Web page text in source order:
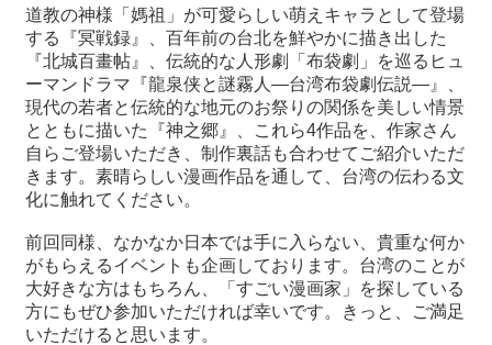
新
情
と
申
込
過
去
事
台
湾
道教の神様「媽祖」が可愛らしい萌えキャラとして登場
する『冥戦録』、百年前の台北を鮮やかに描き出した
『北城百畫帖』、伝統的な人形劇「布袋劇」を巡るヒュ
ーマンドラマ『龍泉侠と謎霧人―台湾布袋劇伝説―』、
現代の若者と伝統的な地元のお祭りの関係を美しい情景
とともに描いた『神之郷』、これら4作品を、作家さん
自らご登場いただき、制作裏話も合わせてご紹介いただ
きます。素晴らしい漫画作品を通して、台湾の伝わる文
化に触れてください。
前回同様、なかなか日本では手に入らない、貴重な何か
がもらえるイベントも企画しております。台湾のことが
大好きな方はもちろん、「すごい漫画家」を探している
方にもぜひ参加いただければ幸いです。きっと、ご満足
いただけると思います。